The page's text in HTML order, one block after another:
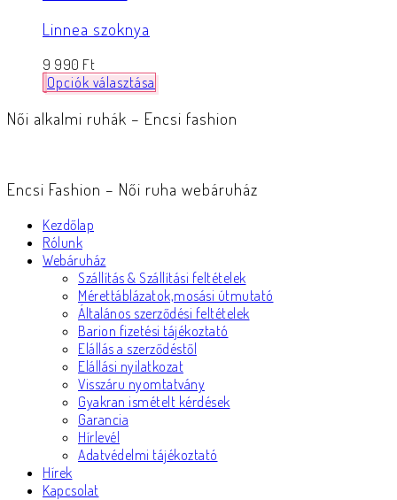
Linnea szoknya
9 990 Ft
Opciók választása
Női alkalmi ruhák – Encsi fashion
Encsi Fashion – Női ruha webáruház
Kezdőlap
Rólunk
Webáruház
Szállítás & Szállítási feltételek
Mérettáblázatok,mosási útmutató
Általános szerződési feltételek
Barion fizetési tájékoztató
Elállás a szerződéstől
Elállási nyilatkozat
Visszáru nyomtatvány
Gyakran ismételt kérdések
Garancia
Hírlevél
Adatvédelmi tájékoztató
Hírek
Kapcsolat